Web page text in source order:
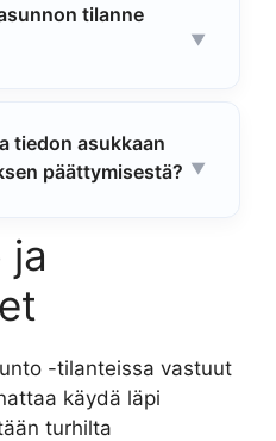
tilanne
tiedon asukkaan
päättymisestä?
ja
-tilanteissa vastuut
käydä läpi
turhilta